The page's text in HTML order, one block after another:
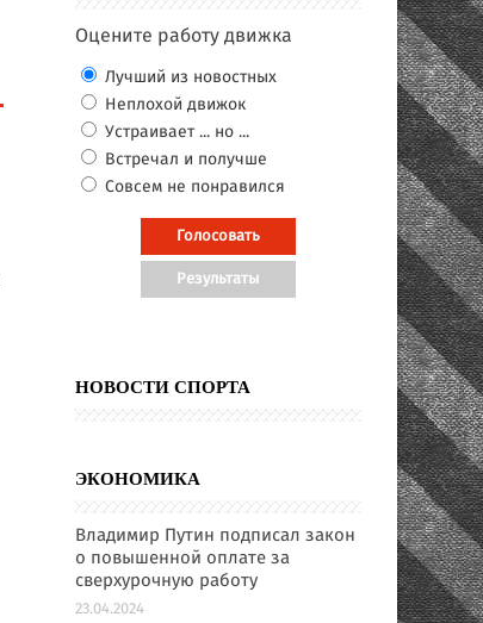
Оцените работу движка
Лучший из новостных
Неплохой движок
Устраивает ... но ...
Встречал и получше
Совсем не понравился
НОВОСТИ СПОРТА
ЭКОНОМИКА
Владимир Путин подписал закон
о повышенной оплате за
сверхурочную работу
23.04.2024